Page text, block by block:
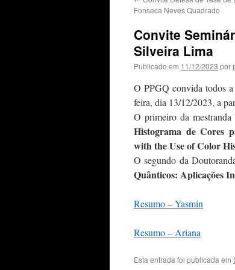
Fonseca Neves Quadrado
Convite
Silveira Lima
Publicado em 11/12/2023 por
O PPGQ convida todos
feira, dia 13/12/2023, a
O primeiro da mestranda
Histograma de Cores
with the Use of Color
O segundo da
Quânticos: Aplicações
Resumo – Yasmin
Resumo – Ariana
Esta entrada foi publicada em